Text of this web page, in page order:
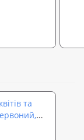
та
ППЕ 3003